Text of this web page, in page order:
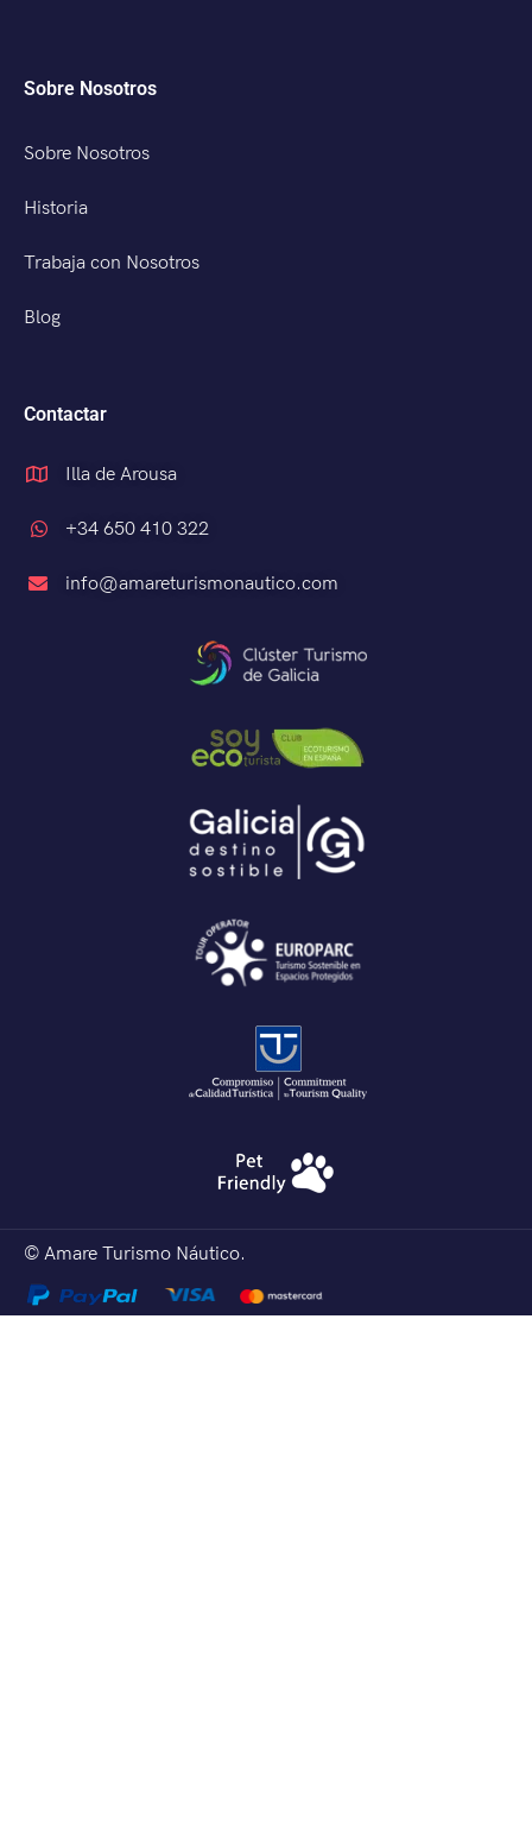
Sobre Nosotros
Sobre Nosotros
Historia
Trabaja con Nosotros
Blog
Contactar
Illa de Arousa
+34 650 410 322
info@amareturismonautico.com
© Amare Turismo Náutico.